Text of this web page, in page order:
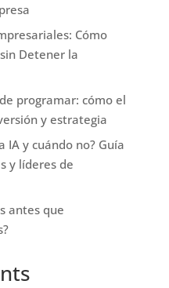
Cómo
Detener la
programar: cómo el
y estrategia
IA y cuándo no? Guía
y líderes de
antes que